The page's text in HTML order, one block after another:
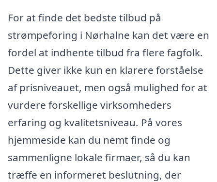
For at finde det bedste tilbud på
strømpeforing i Nørhalne kan det være en
fordel at indhente tilbud fra flere fagfolk.
Dette giver ikke kun en klarere forståelse
af prisniveauet, men også mulighed for at
vurdere forskellige virksomheders
erfaring og kvalitetsniveau. På vores
hjemmeside kan du nemt finde og
sammenligne lokale firmaer, så du kan
træffe en informeret beslutning, der